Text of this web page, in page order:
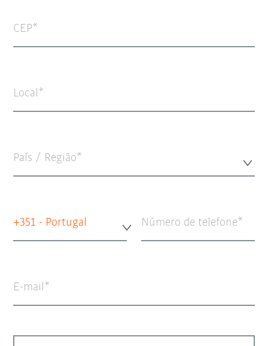
CEP
Local
País / Região*
+351 - Portugal Número de telefone
E-mail